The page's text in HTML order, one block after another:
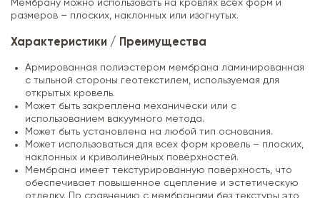
Мембрану можно использовать на кровлях всех форм и
размеров – плоских, наклонных или изогнутых.
Характеристики / Преимущества
Армированная полиэстером мембрана ламинированная
с тыльной стороны геотекстилем, используемая для
открытых кровель.
Может быть закреплена механически или с
использованием вакуумного метода.
Может быть установлена на любой тип основания.
Может использоваться для всех форм кровель – плоских,
наклонных и криволинейных поверхностей.
Мембрана имеет текстурированную поверхность, что
обеспечивает повышенное сцепление и эстетическую
отделку. По сравнению с мембранами без текстуры это